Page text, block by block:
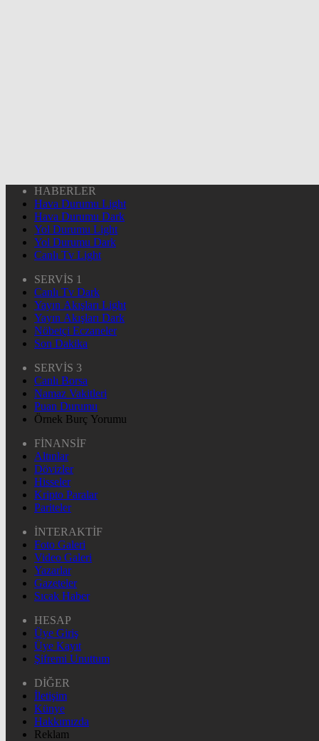
HABERLER
Hava Durumu Light
Hava Durumu Dark
Yol Durumu Light
Yol Durumu Dark
Canlı Tv Light
SERVİS 1
Canlı Tv Dark
Yayın Akışları Light
Yayın Akışları Dark
Nöbetçi Eczaneler
Son Dakika
SERVİS 3
Canlı Borsa
Namaz Vakitleri
Puan Durumu
Örnek Burç Yorumu
FİNANSİF
Altınlar
Dövizler
Hisseler
Kripto Paralar
Pariteler
İNTERAKTİF
Foto Galeri
Video Galeri
Yazarlar
Gazeteler
Sıcak Haber
HESAP
Üye Giriş
Üye Kayıt
Şifremi Unuttum
DİĞER
İletişim
Künye
Hakkımızda
Reklam